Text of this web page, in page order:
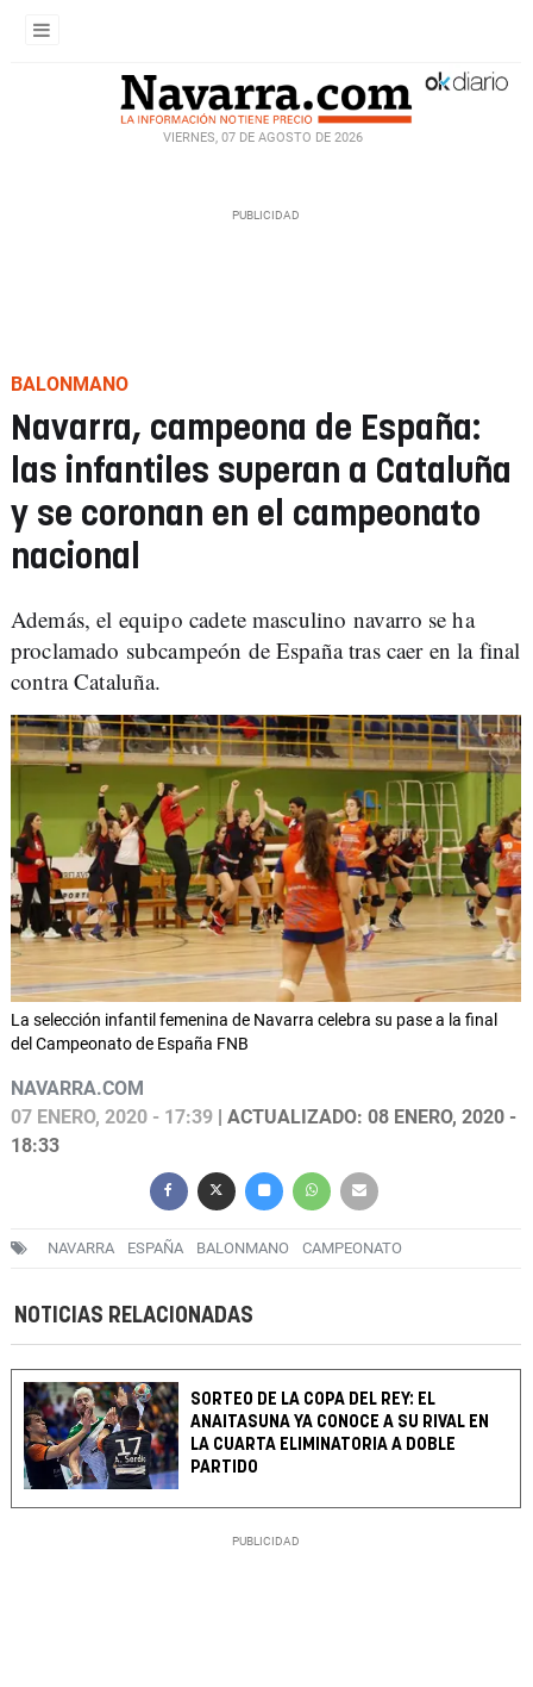
VIERNES, 07 DE AGOSTO DE 2026
BALONMANO
Navarra, campeona de España:
las infantiles superan a Cataluña
y se coronan en el campeonato
nacional
Además, el equipo cadete masculino navarro se ha
proclamado subcampeón de España tras caer en la final
contra Cataluña.
La selección infantil femenina de Navarra celebra su pase a la final
del Campeonato de España FNB
NAVARRA.COM
07 ENERO, 2020 - 17:39 | ACTUALIZADO: 08 ENERO, 2020 -
18:33
NAVARRA ESPAÑA BALONMANO CAMPEONATO
NOTICIAS RELACIONADAS
SORTEO DE LA COPA DEL REY: EL
ANAITASUNA YA CONOCE A SU RIVAL EN
LA CUARTA ELIMINATORIA A DOBLE
PARTIDO